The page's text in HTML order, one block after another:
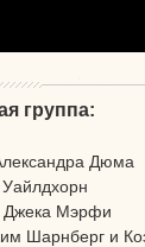
группа:
Дюма
Джека Мэрфи
Шарнберг и